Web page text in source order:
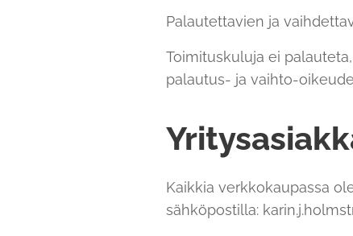
Palautettavien ja
Toimituskuluja ei
palautus- ja vaihto-
Kaikkia verkkokaupassa
sähköpostilla: